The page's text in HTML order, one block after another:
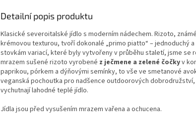
Detailní popis produktu
Klasické severoitalské jídlo s moderním nádechem. Rizoto,
krémovou texturou, tvoří dokonalé „primo piatto“ – jednoduchý
stovkám variací, které byly vytvořeny v průběhu staletí, jsme se
mrazem sušené rizoto vyrobené z ječmene a zelené čočkyv
paprikou, pórkem a dýňovými semínky, to vše ve smetanové
veganská pochoutka pro nadšence outdoorových
vychutnají lahodné teplé jídlo.
Jídla jsou před vysušením mrazem vařena a ochucena.